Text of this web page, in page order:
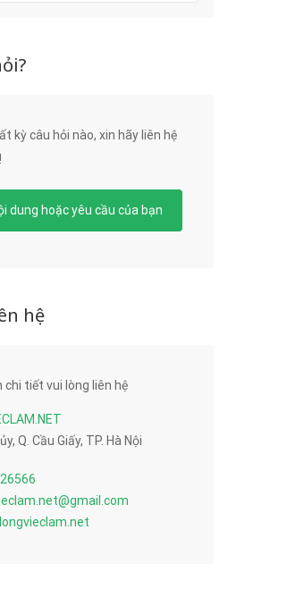
kỳ câu hỏi nào, xin hãy liên hệ
dung hoặc yêu cầu của bạn
hệ
chi tiết vui lòng liên hệ
Q. Cầu Giấy, TP. Hà Nội